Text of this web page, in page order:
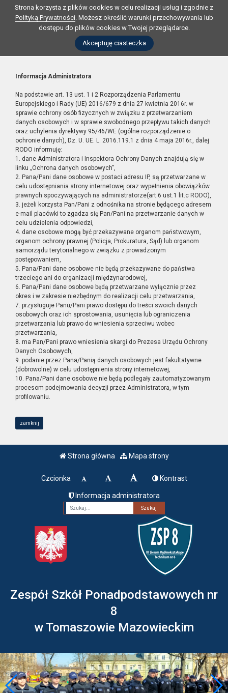
Strona korzysta z plików cookies w celu realizacji usług i zgodnie z
Polityką Prywatności. Możesz określić warunki przechowywania lub
dostępu do plików cookies w Twojej przeglądarce.
Akceptuję ciasteczka
Informacja Administratora
Na podstawie art. 13 ust. 1 i 2 Rozporządzenia Parlamentu
Europejskiego i Rady (UE) 2016/679 z dnia 27 kwietnia 2016r. w
sprawie ochrony osób fizycznych w związku z przetwarzaniem
danych osobowych i w sprawie swobodnego przepływu takich danych
oraz uchylenia dyrektywy 95/46/WE (ogólne rozporządzenie o
ochronie danych), Dz. U. UE. L. 2016.119.1 z dnia 4 maja 2016r., dalej
RODO informuję:
1. dane Administratora i Inspektora Ochrony Danych znajdują się w
linku „Ochrona danych osobowych”,
2. Pana/Pani dane osobowe w postaci adresu IP, są przetwarzane w
celu udostępniania strony internetowej oraz wypełnienia obowiązków
prawnych spoczywających na administratorze(art.6 ust.1 lit.c RODO),
3. jeżeli korzysta Pan/Pani z odnośnika na stronie będącego adresem
e-mail placówki to zgadza się Pan/Pani na przetwarzanie danych w
celu udzielenia odpowiedzi,
4. dane osobowe mogą być przekazywane organom państwowym,
organom ochrony prawnej (Policja, Prokuratura, Sąd) lub organom
samorządu terytorialnego w związku z prowadzonym
postępowaniem,
5. Pana/Pani dane osobowe nie będą przekazywane do państwa
trzeciego ani do organizacji międzynarodowej,
6. Pana/Pani dane osobowe będą przetwarzane wyłącznie przez
okres i w zakresie niezbędnym do realizacji celu przetwarzania,
7. przysługuje Panu/Pani prawo dostępu do treści swoich danych
osobowych oraz ich sprostowania, usunięcia lub ograniczenia
przetwarzania lub prawo do wniesienia sprzeciwu wobec
przetwarzania,
8. ma Pan/Pani prawo wniesienia skargi do Prezesa Urzędu Ochrony
Danych Osobowych,
9. podanie przez Pana/Panią danych osobowych jest fakultatywne
(dobrowolne) w celu udostępnienia strony internetowej,
10. Pana/Pani dane osobowe nie będą podlegały zautomatyzowanym
procesom podejmowania decyzji przez Administratora, w tym
profilowaniu.
zamknij
Strona główna Mapa strony
Czcionka Kontrast
Informacja administratora
Fraza
Zespół Szkół Ponadpodstawowych nr
8
w Tomaszowie Mazowieckim